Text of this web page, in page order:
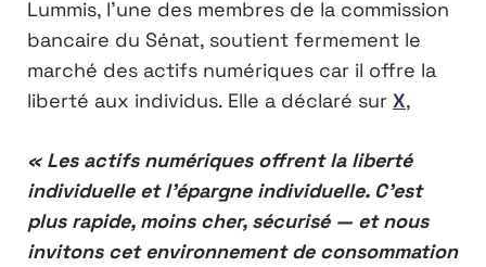
Lummis, l’une des membres de la commission
bancaire du Sénat, soutient fermement le
marché des actifs numériques car il offre la
liberté aux individus. Elle a déclaré sur X,
« Les actifs numériques offrent la liberté
individuelle et l’épargne individuelle. C’est
plus rapide, moins cher, sécurisé — et nous
invitons cet environnement de consommation